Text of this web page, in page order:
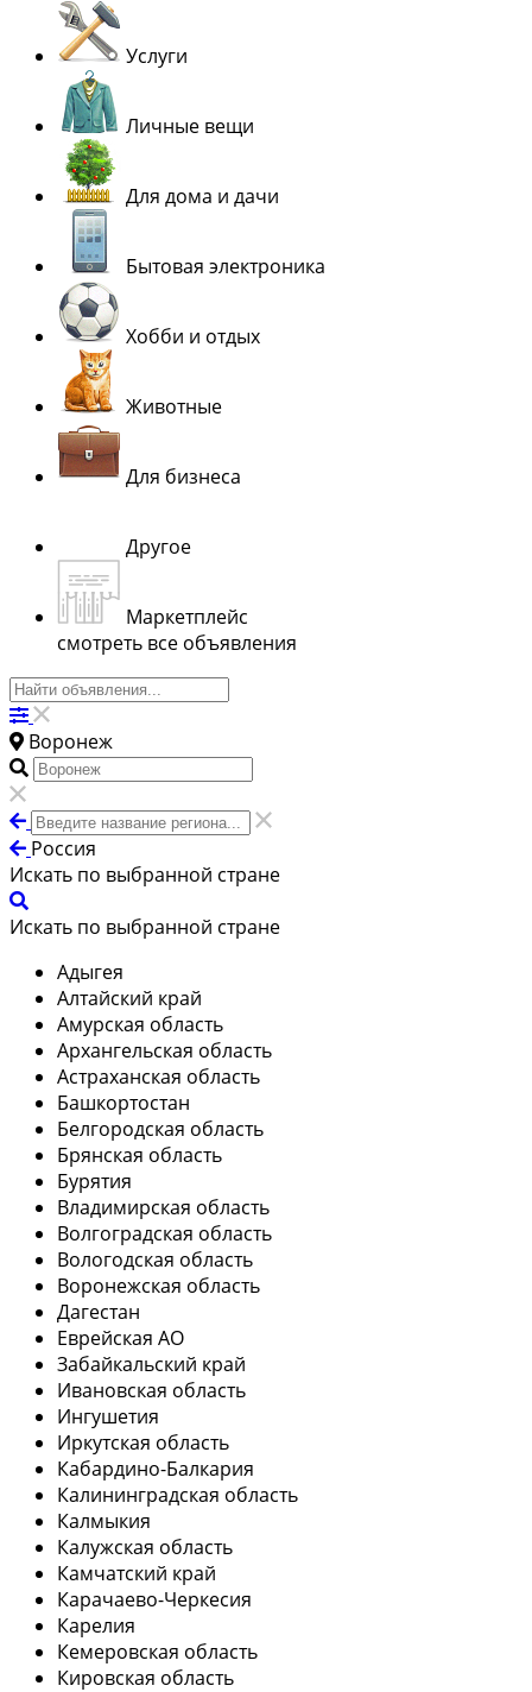
Услуги
Личные вещи
Для дома и дачи
Бытовая электроника
Хобби и отдых
Животные
Для бизнеса
Другое
Маркетплейс
смотреть все объявления
Воронеж
Россия
Искать по выбранной стране
Искать по выбранной стране
Адыгея
Алтайский край
Амурская область
Архангельская область
Астраханская область
Башкортостан
Белгородская область
Брянская область
Бурятия
Владимирская область
Волгоградская область
Вологодская область
Воронежская область
Дагестан
Еврейская АО
Забайкальский край
Ивановская область
Ингушетия
Иркутская область
Кабардино-Балкария
Калининградская область
Калмыкия
Калужская область
Камчатский край
Карачаево-Черкесия
Карелия
Кемеровская область
Кировская область